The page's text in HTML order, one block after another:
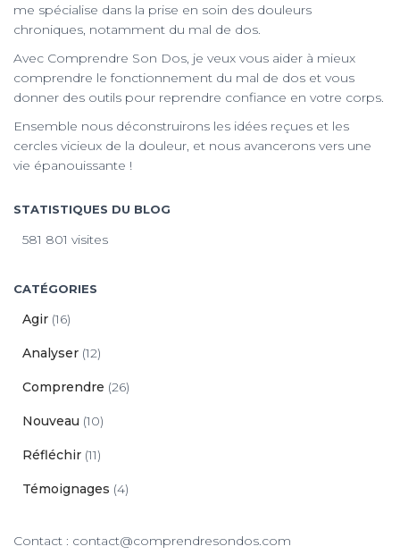
me spécialise dans la prise en soin des douleurs
chroniques, notamment du mal de dos.
Avec Comprendre Son Dos, je veux vous aider à mieux
comprendre le fonctionnement du mal de dos et vous
donner des outils pour reprendre confiance en votre corps.
Ensemble nous déconstruirons les idées reçues et les
cercles vicieux de la douleur, et nous avancerons vers une
vie épanouissante !
STATISTIQUES DU BLOG
581 801 visites
CATÉGORIES
Agir (16)
Analyser (12)
Comprendre (26)
Nouveau (10)
Réfléchir (11)
Témoignages (4)
Contact : contact@comprendresondos.com